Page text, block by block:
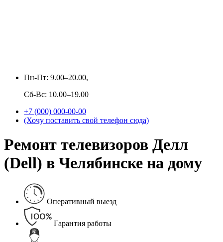
Пн-Пт: 9.00–20.00,
Сб-Вс: 10.00–19.00
+7 (000) 000-00-00
(Хочу поставить свой телефон сюда)
Ремонт телевизоров Делл
(Dell) в Челябинске на дому
Оперативный выезд
Гарантия работы